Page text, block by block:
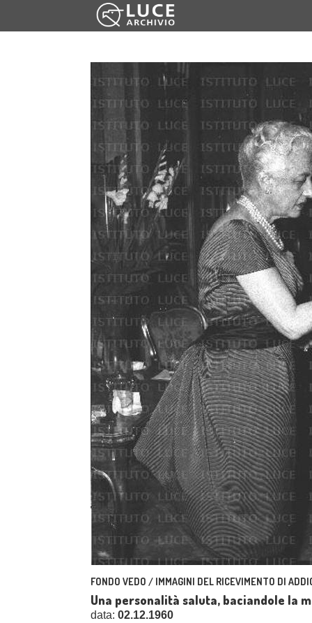
FONDO VEDO / IMMAGINI DEL RICEVIMENTO DI
Una personalità saluta, baciandole la
data: 02.12.1960